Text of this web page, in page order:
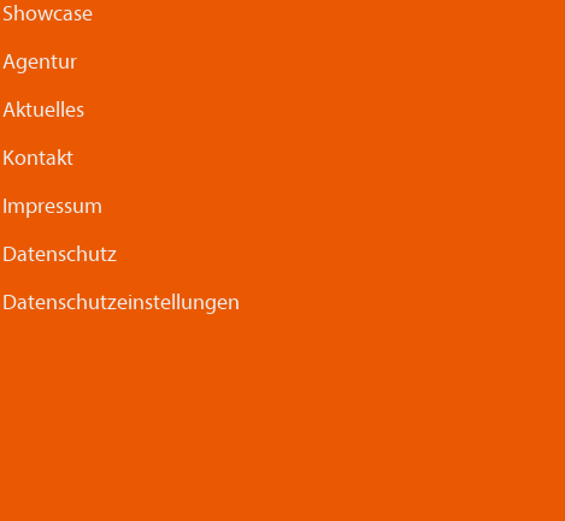
Showcase
Agentur
Aktuelles
Kontakt
Impressum
Datenschutz
Datenschutzeinstellungen